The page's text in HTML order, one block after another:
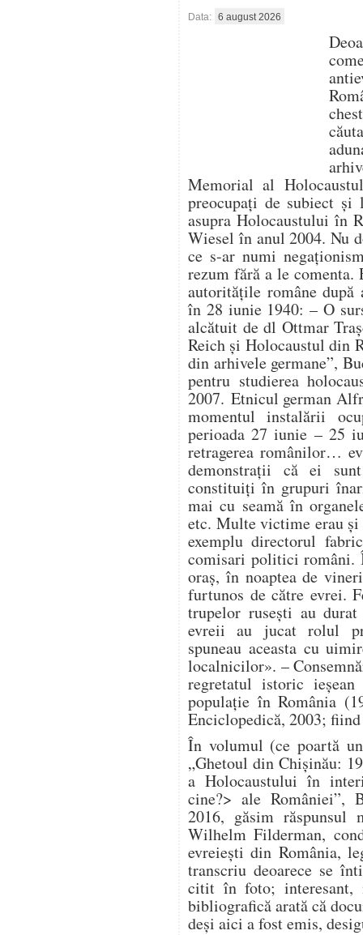
Data: 6 august 2026
Memorial al
preocupați de subiect
asupra Holocaustului în
Wiesel în anul 2004. Nu
ce s-ar numi
rezum fără a le comenta.
autoritățile române după
în 28 iunie 1940: – O
alcătuit de dl Ottmar
Reich și Holocaustul din
din arhivele germane”,
pentru studierea
2007. Etnicul german
momentul instalării
perioada 27 iunie – 25
retragerea românilor…
demonstrații că ei
constituiți în grupuri
mai cu seamă în
etc. Multe victime erau
exemplu directorul
comisari politici români.
oraș, în noaptea de
furtunos de către evrei.
trupelor rusești au
evreii au jucat rolul
spuneau aceasta cu
localnicilor». –
regretatul istoric
populație în România
Enciclopedică, 2003;
În volumul (ce poartă
„Ghetoul din Chișinău:
a Holocaustului în
cine?> ale României”,
2016, găsim răspunsul
Wilhelm Filderman,
evreiești din România,
transcriu deoarece se
citit în foto; interesant,
bibliografică arată că
deși aici a fost emis,